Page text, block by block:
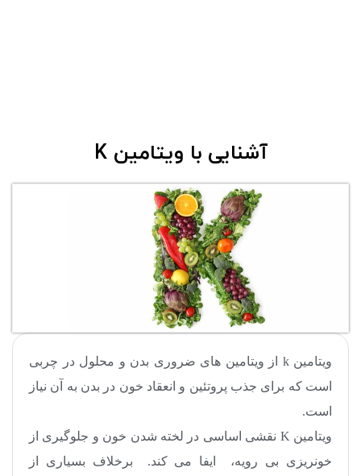
آشنایی با ویتامین K
ویتامین k از ویتامین‌ های ضروری بدن و محلول در چربی
است که برای جذب پروتئین و انعقاد خون در بدن به آن نیاز
است.
ویتامین K نقشی اساسی در لخته شدن خون و جلوگیری از
خونریزی بی رویه، ایفا می کند. برخلاف بسیاری از